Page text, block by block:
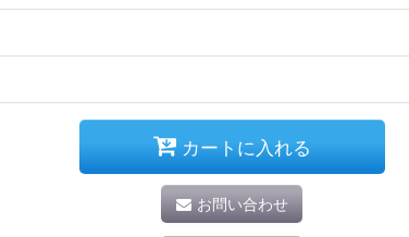
カートに入れる
お問い合わせ